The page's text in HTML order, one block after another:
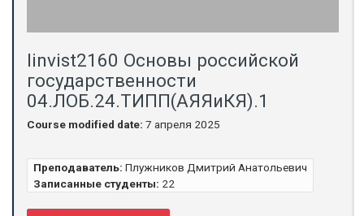
linvist2160 Основы российской
государственности
04.ЛОБ.24.ТИПП(АЯЯиКЯ).1
Course modified date: 7 апреля 2025
Преподаватель: Плужников Дмитрий Анатольевич
Записанные студенты: 22